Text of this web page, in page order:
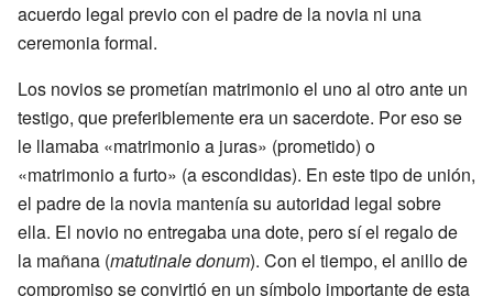
acuerdo legal previo con el padre de la novia ni una
ceremonia formal.
Los novios se prometían matrimonio el uno al otro ante un
testigo, que preferiblemente era un sacerdote. Por eso se
le llamaba «matrimonio a juras» (prometido) o
«matrimonio a furto» (a escondidas). En este tipo de unión,
el padre de la novia mantenía su autoridad legal sobre
ella. El novio no entregaba una dote, pero sí el regalo de
la mañana (matutinale donum). Con el tiempo, el anillo de
compromiso se convirtió en un símbolo importante de esta